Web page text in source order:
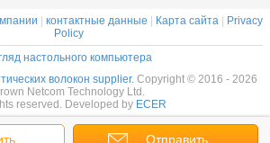
Отправить
контактные данные Карта сайта
Privacy
Policy
настольного компьютера
волокон supplier. Copyright © 2016 - 2026
Netcom Technology Ltd.
reserved. Developed by ECER